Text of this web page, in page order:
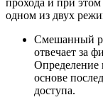
одном из двух
Смешанный
отвечает за
Определение
основе
доступа.